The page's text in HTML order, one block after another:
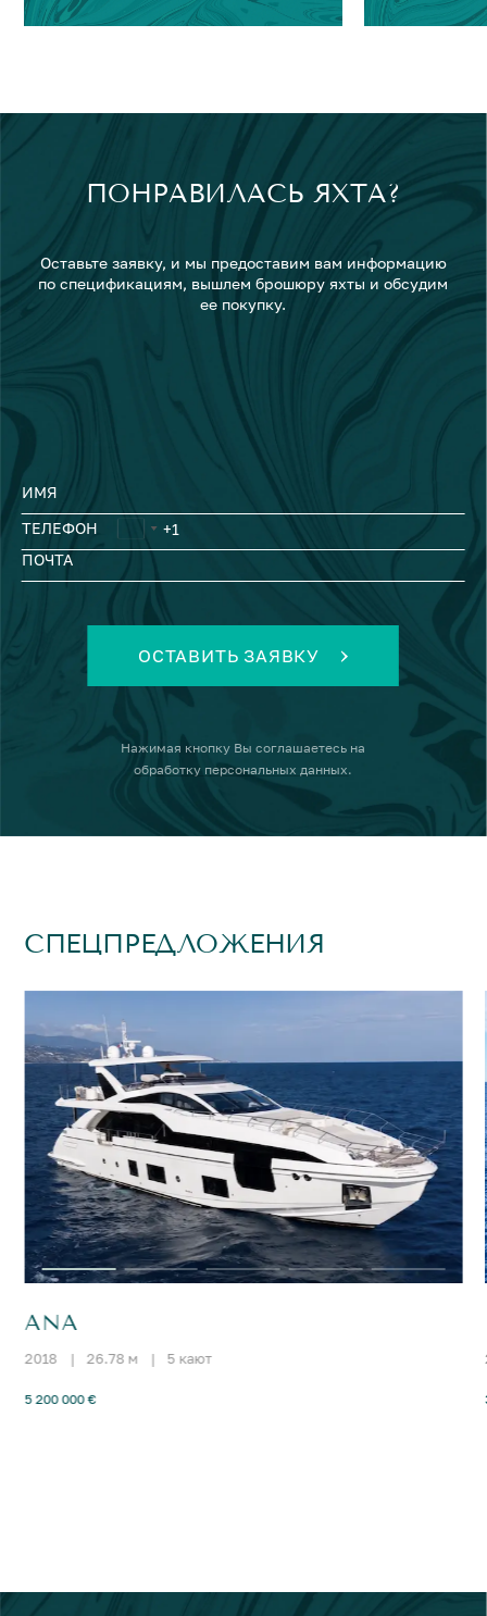
ПОНРАВИЛАСЬ ЯХТА?
Оставьте заявку, и мы предоставим вам информацию
по спецификациям, вышлем брошюру яхты и обсудим
ее покупку.
ИМЯ
ТЕЛЕФОН
ПОЧТА
ОСТАВИТЬ ЗАЯВКУ
Нажимая кнопку Вы соглашаетесь на
обработку персональных данных.
СПЕЦПРЕДЛОЖЕНИЯ
ANA
2018 | 26.78 м | 5 кают
5 200 000 €